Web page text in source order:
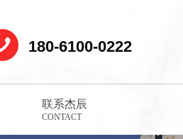
180-6100-0222
联系杰辰
CONTACT